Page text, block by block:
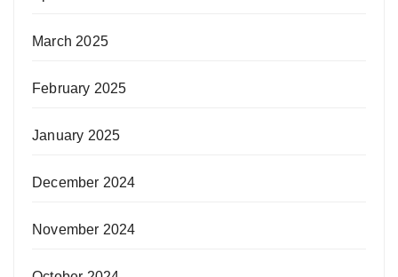
March 2025
February 2025
January 2025
December 2024
November 2024